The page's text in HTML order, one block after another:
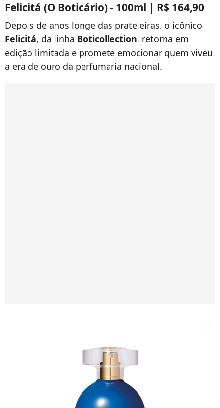
Felicitá (O Boticário) - 100ml | R$ 164,90
Depois de anos longe das prateleiras, o icônico
Felicitá, da linha Boticollection, retorna em
edição limitada e promete emocionar quem viveu
a era de ouro da perfumaria nacional.